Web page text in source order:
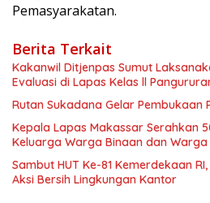
Pemasyarakatan.
Berita Terkait
Kakanwil Ditjenpas Sumut
Evaluasi di Lapas Kelas ll
Rutan Sukadana Gelar Pembukaan
Kepala Lapas Makassar Serahkan
Keluarga Warga Binaan dan
Sambut HUT Ke-81 Kemerdekaan
Aksi Bersih Lingkungan Kantor